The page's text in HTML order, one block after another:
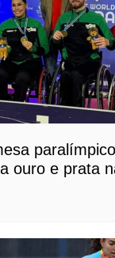
ouro e prata